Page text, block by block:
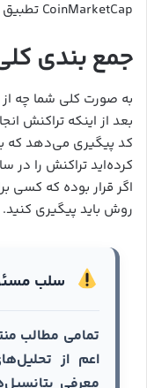
CoinMarketCap تطبیق دهید.
جمع بندی
به صورت کلی شما چه
بعد از اینکه تراکنش
کد پیگیری می‌دهد که
کرده‌اید تراکنش را
اگر قرار بوده که کسی
روش باید پیگیری کنید.
سلب
تمامی مطالب
اعم از